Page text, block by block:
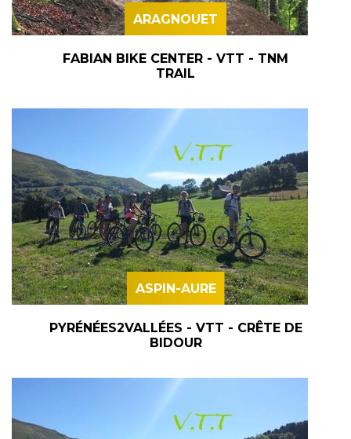
ARAGNOUET
FABIAN BIKE CENTER - VTT - TNM
TRAIL
ASPIN-AURE
PYRÉNÉES2VALLÉES - VTT - CRÊTE DE
BIDOUR